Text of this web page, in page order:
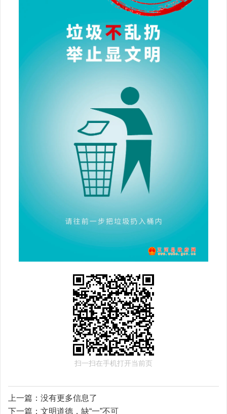
扫一扫在手机打开当前页
上一篇： 没有更多信息了
下一篇： 文明道德，缺“一”不可